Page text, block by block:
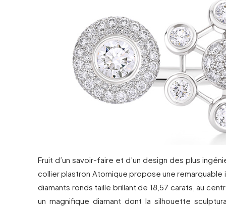
Fruit d’un savoir-faire et d’un design des plus
collier plastron Atomique propose une remarquable
diamants ronds taille brillant de 18,57 carats, au
un magnifique diamant dont la silhouette